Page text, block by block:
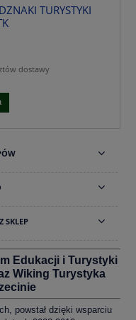
TURYSTYKI
dostawy
SKLEP
Edukacji i Turystyki
Wiking Turystyka
powstał dzięki wsparciu